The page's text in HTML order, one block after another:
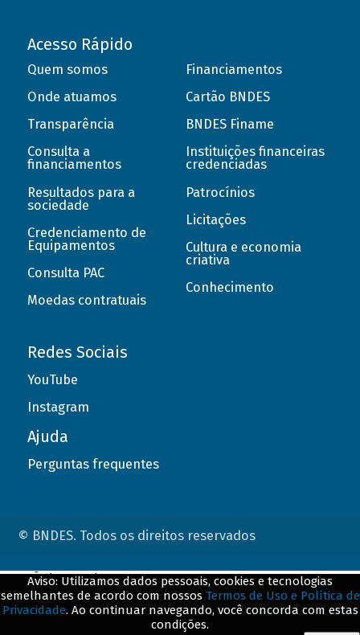
Acesso Rápido
Quem somos
Onde atuamos
Transparência
Consulta a
financiamentos
Resultados para a
sociedade
Credenciamento de
Equipamentos
Consulta PAC
Moedas contratuais
Financiamentos
Cartão BNDES
BNDES Finame
Instituições financeiras
credenciadas
Patrocínios
Licitações
Cultura e economia
criativa
Conhecimento
Redes Sociais
YouTube
Instagram
Ajuda
Perguntas frequentes
© BNDES. Todos os direitos reservados
Aviso: Utilizamos dados pessoais, cookies e tecnologias
semelhantes de acordo com nossos Termos de Uso e Política de
Privacidade. Ao continuar navegando, você concorda com estas
condições.
ConteÃºdo complementar
${title}${badge}